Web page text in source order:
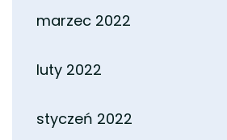
marzec 2022
luty 2022
styczeń 2022